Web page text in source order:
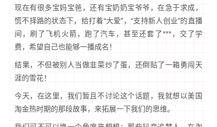
现在有很多宝妈宝爸，还有宝奶奶宝爷爷，在急于求成，
慌不择路的状态下，给打着“大爱”，“支持新人创业”的直播
间，刷了飞机火箭，跑了汽车，甚至还套了***，交了学
费，希望自己也能够一播成名！
结果，不但被别人当做韭菜炒了蛋，还倒贴了一箱勇闯天
涯的雪花！
今天，在这里，我们暂且不讨论这个话题，我就想以美国
淘金热时期的那段故事，来拓展一下我们的思维。